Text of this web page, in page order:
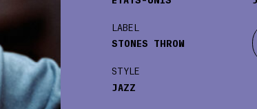
LABEL
STONES THROW
STYLE
JAZZ